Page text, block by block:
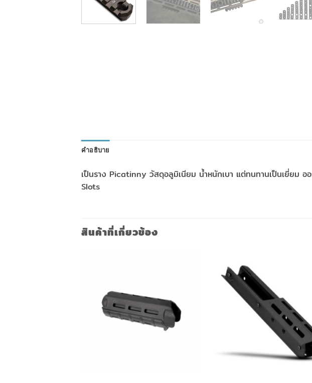
คำอธิบาย
เป็นราง Picatinny วัสดุอลูมิเนียม น้ำหนักเบา แต่ทนทานเป็นเยี่ยม
Slots
สินค้าที่เกี่ยวข้อง